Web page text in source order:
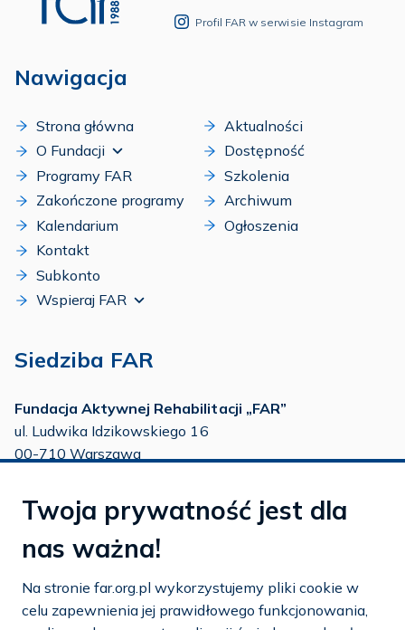
Profil FAR w serwisie Instagram
Nawigacja
Strona główna
O Fundacji
Programy FAR
Zakończone programy
Kalendarium
Kontakt
Subkonto
Wspieraj FAR
Aktualności
Dostępność
Szkolenia
Archiwum
Ogłoszenia
Siedziba FAR
Fundacja Aktywnej Rehabilitacji „FAR”
ul. Ludwika Idzikowskiego 16
00-710 Warszawa
tel.:22 651 88 03
22 858 26 39
tel.:22 642 22 91
e-mail:info@far.org.pl
Twoja prywatność jest dla
nas ważna!
Na stronie far.org.pl wykorzystujemy pliki cookie w
celu zapewnienia jej prawidłowego funkcjonowania,